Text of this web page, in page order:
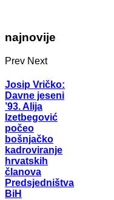
najnovije
Prev Next
Josip Vričko:
Davne jeseni
’93. Alija
Izetbegović
počeo
bošnjačko
kadroviranje
hrvatskih
članova
Predsjedništva
BiH